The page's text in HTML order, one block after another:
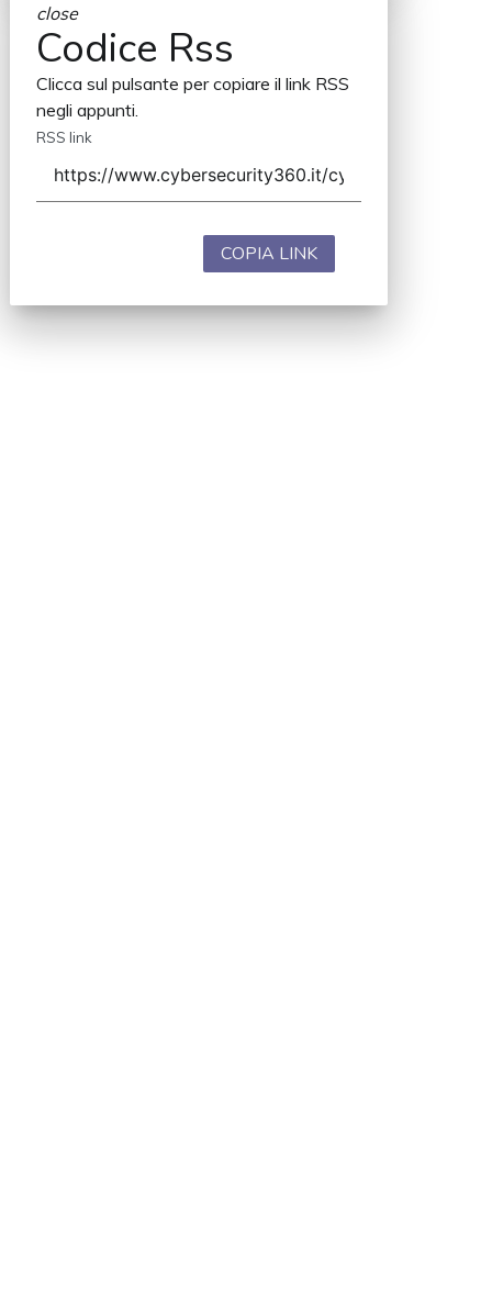
close
Codice Rss
Clicca sul pulsante per copiare il link RSS
negli appunti.
RSS link
COPIA LINK